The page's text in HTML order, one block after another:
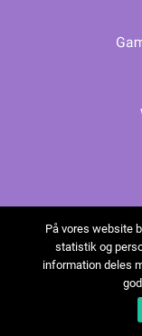
På vores website
statistik og
information deles